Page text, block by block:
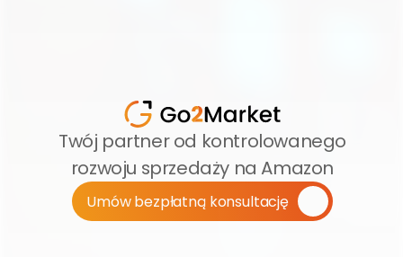
Twój partner od kontrolowanego
rozwoju sprzedaży na Amazon
Umów bezpłatną konsultację